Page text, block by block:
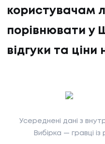
користувачам
порівнювати у
відгуки та ціни
Усереднені дані з
Вибірка — гравці